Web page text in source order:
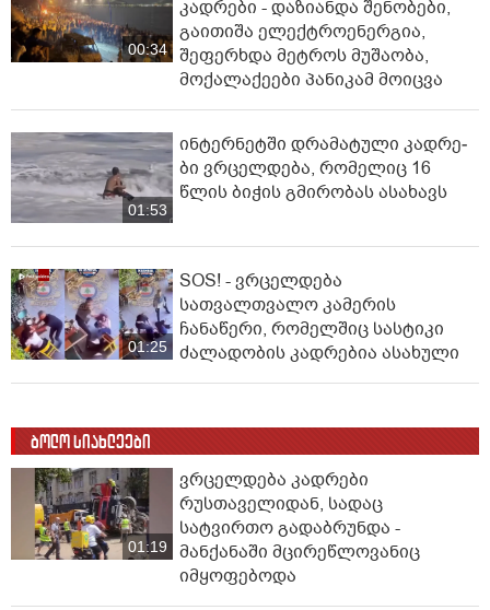
00:34
კადრები - დაზიანდა შენობები,
გაითიშა ელექტროენერგია,
შეფერხდა მეტროს მუშაობა,
მოქალაქეები პანიკამ მოიცვა
01:53
ინ­ტერ­ნეტ­ში დრა­მა­ტუ­ლი კად­რე­
ბი ვრცელდება, რომელიც 16
წლის ბიჭის გმირობას ასახავს
01:25
SOS! - ვრცელდება
სათვალთვალო კამერის
ჩანაწერი, რომელშიც სასტიკი
ძალადობის კადრებია ასახული
ბოლო სიახლეები
01:19
ვრცელდება კადრები
რუსთაველიდან, სადაც
სატვირთო გადაბრუნდა -
მანქანაში მცირეწლოვანიც
იმყოფებოდა